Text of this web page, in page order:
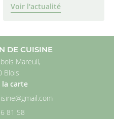
Voir l'actualité
DE CUISINE
Mareuil,
Blois
carte
81 58